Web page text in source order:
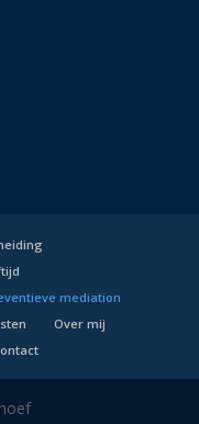
mediation
Over mij